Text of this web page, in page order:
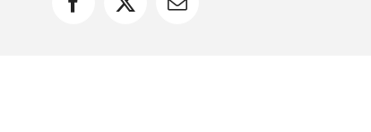
Facebook
X Courriel